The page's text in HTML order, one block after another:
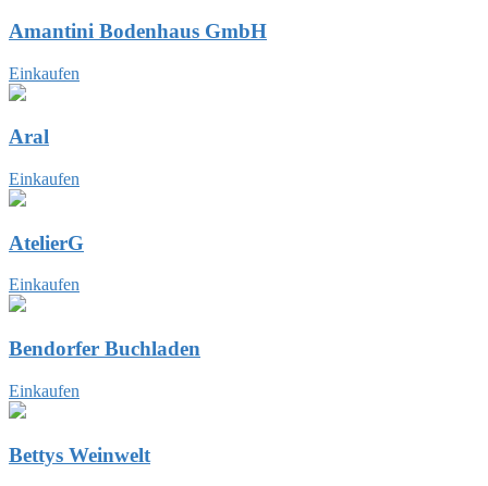
Amantini Bodenhaus GmbH
Einkaufen
Aral
Einkaufen
AtelierG
Einkaufen
Bendorfer Buchladen
Einkaufen
Bettys Weinwelt